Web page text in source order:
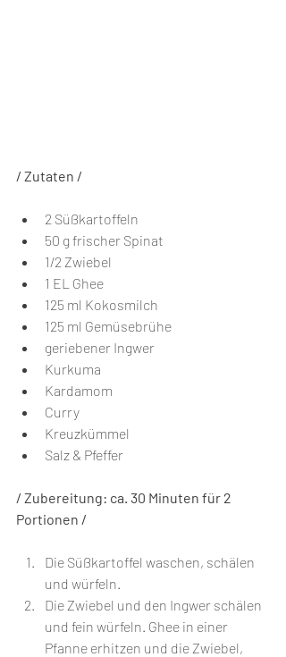
/ Zutaten /
2 Süßkartoffeln
50 g frischer Spinat
1/2 Zwiebel
1 EL Ghee
125 ml Kokosmilch
125 ml Gemüsebrühe
geriebener Ingwer
Kurkuma
Kardamom
Curry
Kreuzkümmel
Salz & Pfeffer
/ Zubereitung: ca. 30 Minuten für 2
Portionen⁣⁣ /
Die Süßkartoffel waschen, schälen
und würfeln.
Die Zwiebel und den Ingwer schälen
und fein würfeln. Ghee in einer
Pfanne erhitzen und die Zwiebel,